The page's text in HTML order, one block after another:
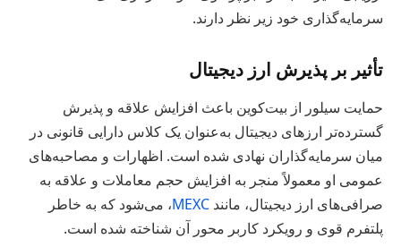
سرمایه‌گذاری خود زیر نظر دارند.
تأثیر بر پذیرش ارز دیجیتال
حمایت سیلور از بیت‌کوین باعث افزایش علاقه و پذیرش
گسترده‌تر ارزهای دیجیتال به‌عنوان یک کلاس دارایی قانونی در
میان سرمایه‌گذاران نهادی شده است. اظهارات و مصاحبه‌های
عمومی او معمولاً منجر به افزایش حجم معاملات و علاقه به
صرافی‌های ارز دیجیتال، مانند MEXC، می‌شود که به خاطر
پلتفرم قوی و رویکرد کاربر محور آن شناخته شده است.